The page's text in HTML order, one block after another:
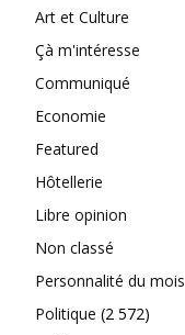
Art et Culture
Çà m'intéresse
Communiqué
Economie
Featured
Hôtellerie
Libre opinion
Non classé
Personnalité du mois
Politique (2 572)